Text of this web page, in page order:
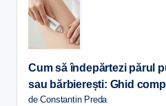
Cum să îndepărtezi părul
sau bărbierești: Ghid
de Constantin Preda